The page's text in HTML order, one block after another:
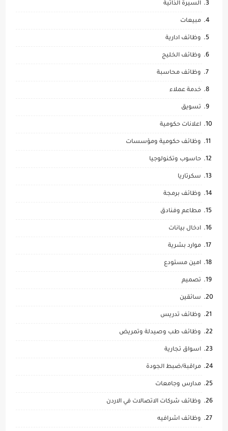
السيرة الذاتية
مبيعات
وظائف ادارية
وظائف الخليج
وظائف محاسبة
خدمة عملاء
تسويق
اعلانات حكومية
وظائف حكومية ومؤسسات
حاسوب وتكنولوجيا
سكرتاريا
وظائف برمجة
مطاعم وفنادق
ادخال بيانات
موارد بشرية
امين مستودع
تصميم
سائقين
وظائف تدريس
وظائف طب وصيدلة وتمريض
اسواق تجارية
مراقبة/ضبط الجودة
مدارس وجامعات
وظائف شركات الاتصالات في الاردن
وظائف اشرافيه